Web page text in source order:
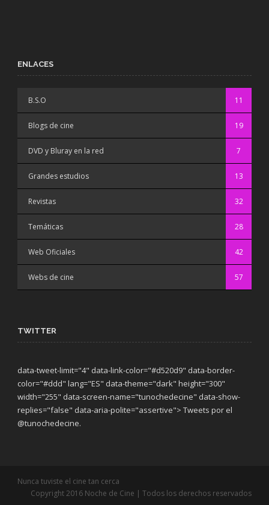
ENLACES
B.S.O 11
Blogs de cine 19
DVD y Bluray en la red 7
Grandes estudios 13
Revistas 32
Temáticas 28
Web Oficiales 42
Webs de cine 57
TWITTER
data-tweet-limit="4" data-link-color="#d520d9" data-border-
color="#ddd" lang="ES" data-theme="dark" height="300"
width="255" data-screen-name="tunochedecine" data-show-
replies="false" data-aria-polite="assertive"> Tweets por el
@tunochedecine.
Nunca tuviste el cine tan cerca
Copyright 2016 Noche de Cine | Todos los derechos reservados